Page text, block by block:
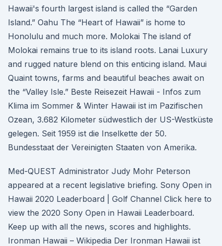
Hawaii's fourth largest island is called the “Garden
Island.” Oahu The “Heart of Hawaii” is home to
Honolulu and much more. Molokai The island of
Molokai remains true to its island roots. Lanai Luxury
and rugged nature blend on this enticing island. Maui
Quaint towns, farms and beautiful beaches await on
the “Valley Isle.” Beste Reisezeit Hawaii - Infos zum
Klima im Sommer & Winter Hawaii ist im Pazifischen
Ozean, 3.682 Kilometer südwestlich der US-Westküste
gelegen. Seit 1959 ist die Inselkette der 50.
Bundesstaat der Vereinigten Staaten von Amerika.
Med-QUEST Administrator Judy Mohr Peterson
appeared at a recent legislative briefing. Sony Open in
Hawaii 2020 Leaderboard | Golf Channel Click here to
view the 2020 Sony Open in Hawaii Leaderboard.
Keep up with all the news, scores and highlights.
Ironman Hawaii – Wikipedia Der Ironman Hawaii ist